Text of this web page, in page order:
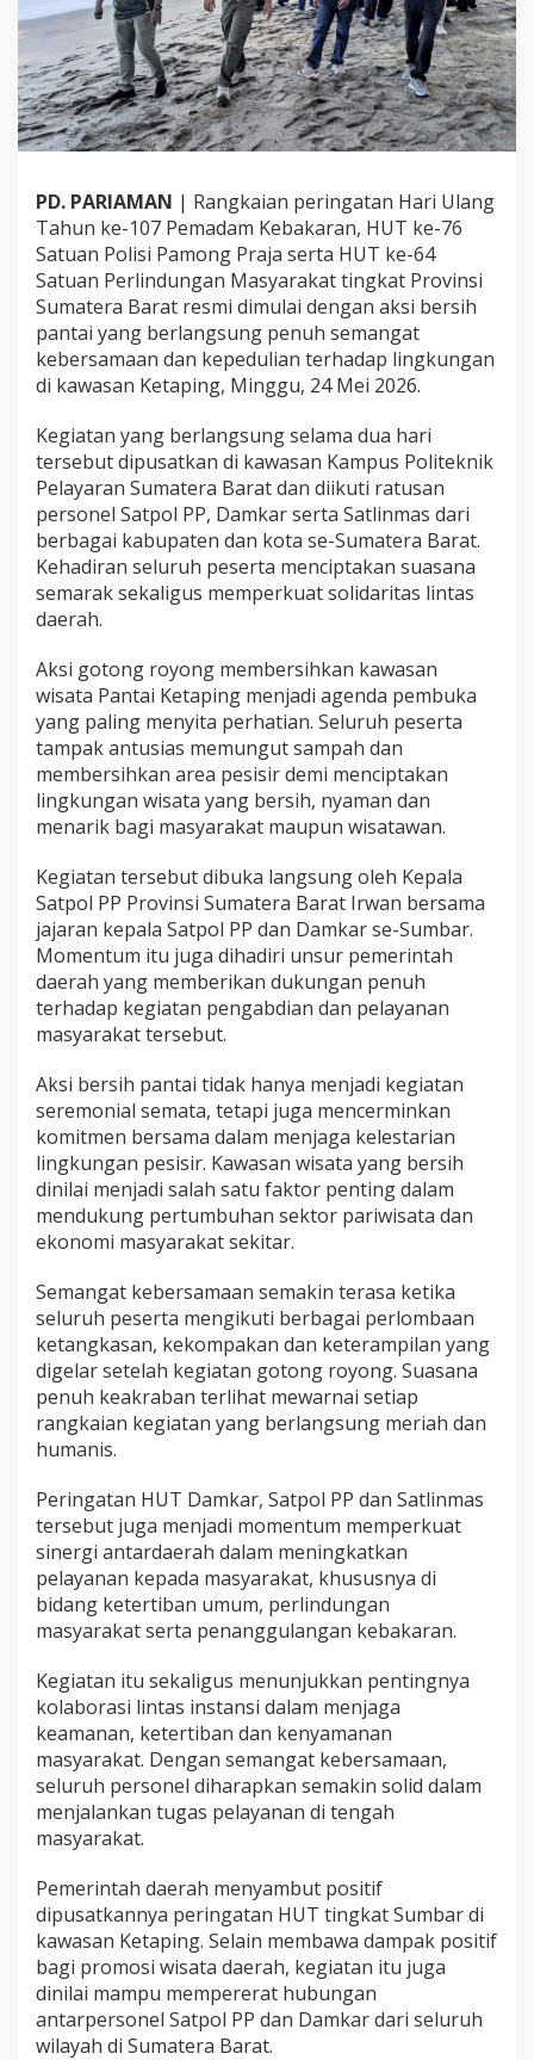
n
S
a
t
l
i
n
S
u
m
b
a
r
d
i
K
t
a
p
g
J
a
o
m
e
n
t
u
m
K
p
e
d
u
l
i
a
L
n
g
k
n
g
a
n
PD. PARIAMAN | Rangkaian peringatan Hari Ulang
Tahun ke-107 Pemadam Kebakaran, HUT ke-76
Satuan Polisi Pamong Praja serta HUT ke-64
Satuan Perlindungan Masyarakat tingkat Provinsi
Sumatera Barat resmi dimulai dengan aksi bersih
pantai yang berlangsung penuh semangat
kebersamaan dan kepedulian terhadap lingkungan
di kawasan Ketaping, Minggu, 24 Mei 2026.
Kegiatan yang berlangsung selama dua hari
tersebut dipusatkan di kawasan Kampus Politeknik
Pelayaran Sumatera Barat dan diikuti ratusan
personel Satpol PP, Damkar serta Satlinmas dari
berbagai kabupaten dan kota se-Sumatera Barat.
Kehadiran seluruh peserta menciptakan suasana
semarak sekaligus memperkuat solidaritas lintas
daerah.
Aksi gotong royong membersihkan kawasan
wisata Pantai Ketaping menjadi agenda pembuka
yang paling menyita perhatian. Seluruh peserta
tampak antusias memungut sampah dan
membersihkan area pesisir demi menciptakan
lingkungan wisata yang bersih, nyaman dan
menarik bagi masyarakat maupun wisatawan.
Kegiatan tersebut dibuka langsung oleh Kepala
Satpol PP Provinsi Sumatera Barat Irwan bersama
jajaran kepala Satpol PP dan Damkar se-Sumbar.
Momentum itu juga dihadiri unsur pemerintah
daerah yang memberikan dukungan penuh
terhadap kegiatan pengabdian dan pelayanan
masyarakat tersebut.
Aksi bersih pantai tidak hanya menjadi kegiatan
seremonial semata, tetapi juga mencerminkan
komitmen bersama dalam menjaga kelestarian
lingkungan pesisir. Kawasan wisata yang bersih
dinilai menjadi salah satu faktor penting dalam
mendukung pertumbuhan sektor pariwisata dan
ekonomi masyarakat sekitar.
Semangat kebersamaan semakin terasa ketika
seluruh peserta mengikuti berbagai perlombaan
ketangkasan, kekompakan dan keterampilan yang
digelar setelah kegiatan gotong royong. Suasana
penuh keakraban terlihat mewarnai setiap
rangkaian kegiatan yang berlangsung meriah dan
humanis.
Peringatan HUT Damkar, Satpol PP dan Satlinmas
tersebut juga menjadi momentum memperkuat
sinergi antardaerah dalam meningkatkan
pelayanan kepada masyarakat, khususnya di
bidang ketertiban umum, perlindungan
masyarakat serta penanggulangan kebakaran.
Kegiatan itu sekaligus menunjukkan pentingnya
kolaborasi lintas instansi dalam menjaga
keamanan, ketertiban dan kenyamanan
masyarakat. Dengan semangat kebersamaan,
seluruh personel diharapkan semakin solid dalam
menjalankan tugas pelayanan di tengah
masyarakat.
Pemerintah daerah menyambut positif
dipusatkannya peringatan HUT tingkat Sumbar di
kawasan Ketaping. Selain membawa dampak positif
bagi promosi wisata daerah, kegiatan itu juga
dinilai mampu mempererat hubungan
antarpersonel Satpol PP dan Damkar dari seluruh
wilayah di Sumatera Barat.